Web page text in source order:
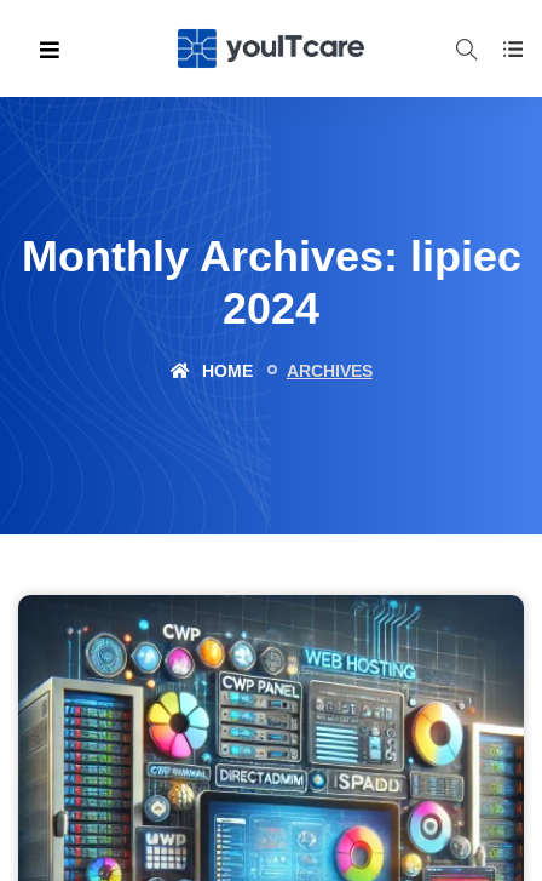
Monthly Archives: lipiec
2024
HOME ARCHIVES